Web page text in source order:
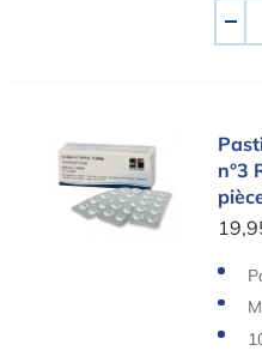
-
Pastilles de
n°3